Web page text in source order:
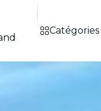
Catégories